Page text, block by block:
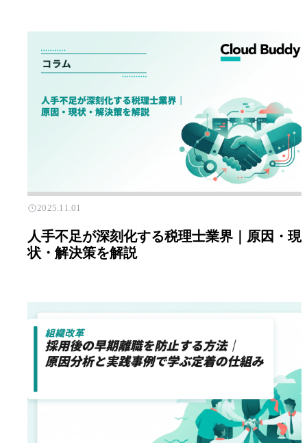
2025.11.01
人手不足が深刻化する税理士業界｜原因・現
状・解決策を解説